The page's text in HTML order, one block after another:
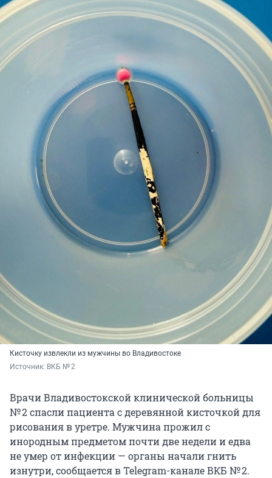
Кисточку извлекли из мужчины во Владивостоке
Источник: ВКБ № 2
Врачи Владивостокской клинической больницы
№ 2 спасли пациента с деревянной кисточкой для
рисования в уретре. Мужчина прожил с
инородным предметом почти две недели и едва
не умер от инфекции — органы начали гнить
изнутри, сообщается в Telegram-канале ВКБ № 2.